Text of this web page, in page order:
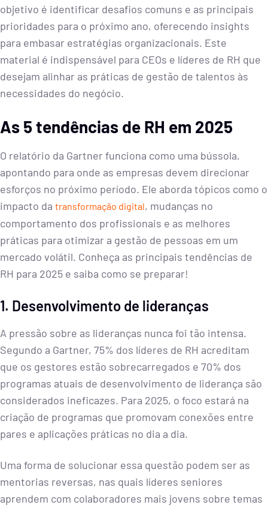
objetivo é identificar desafios comuns e as principais
prioridades para o próximo ano, oferecendo insights
para embasar estratégias organizacionais. Este
material é indispensável para CEOs e líderes de RH que
desejam alinhar as práticas de gestão de talentos às
necessidades do negócio.
As 5 tendências de RH em 2025
O relatório da Gartner funciona como uma bússola,
apontando para onde as empresas devem direcionar
esforços no próximo período. Ele aborda tópicos como o
impacto da transformação digital, mudanças no
comportamento dos profissionais e as melhores
práticas para otimizar a gestão de pessoas em um
mercado volátil. Conheça as principais tendências de
RH para 2025 e saiba como se preparar!
1. Desenvolvimento de lideranças
A pressão sobre as lideranças nunca foi tão intensa.
Segundo a Gartner, 75% dos líderes de RH acreditam
que os gestores estão sobrecarregados e 70% dos
programas atuais de desenvolvimento de liderança são
considerados ineficazes. Para 2025, o foco estará na
criação de programas que promovam conexões entre
pares e aplicações práticas no dia a dia.
Uma forma de solucionar essa questão podem ser as
mentorias reversas, nas quais líderes seniores
aprendem com colaboradores mais jovens sobre temas